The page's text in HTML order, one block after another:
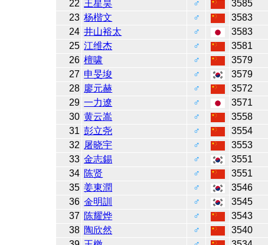
22 王星昊 ♂
3585
23 杨楷文 ♂
3583
24 井山裕太 ♂
3583
25 江维杰 ♂
3581
26 檀啸 ♂
3579
27 申旻埈 ♂
3579
28 廖元赫 ♂
3572
29 一力遼 ♂
3571
30 黄云嵩 ♂
3558
31 彭立尧 ♂
3554
32 屠晓宇 ♂
3553
33 金志錫 ♂
3551
34 陈贤 ♂
3551
35 姜東潤 ♂
3546
36 金明訓 ♂
3545
37 陈耀烨 ♂
3543
38 陶欣然 ♂
3540